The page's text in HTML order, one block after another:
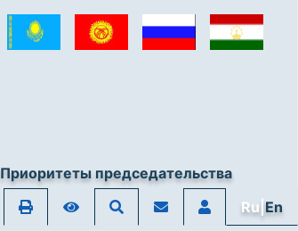
Приоритеты председательства
Ru|En